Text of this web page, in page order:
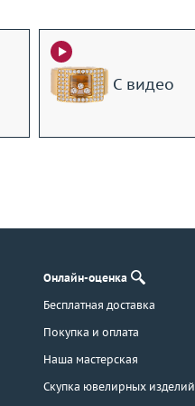
С видео
Онлайн-оценка
Бесплатная доставка
Покупка и оплата
Наша мастерская
Скупка ювелирных изделий